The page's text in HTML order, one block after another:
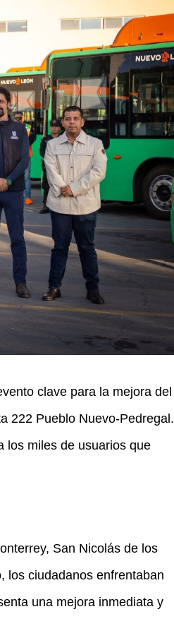
clave para la mejora del
222 Pueblo Nuevo-Pedregal.
los miles de usuarios que
San Nicolás de los
los ciudadanos enfrentaban
una mejora inmediata y